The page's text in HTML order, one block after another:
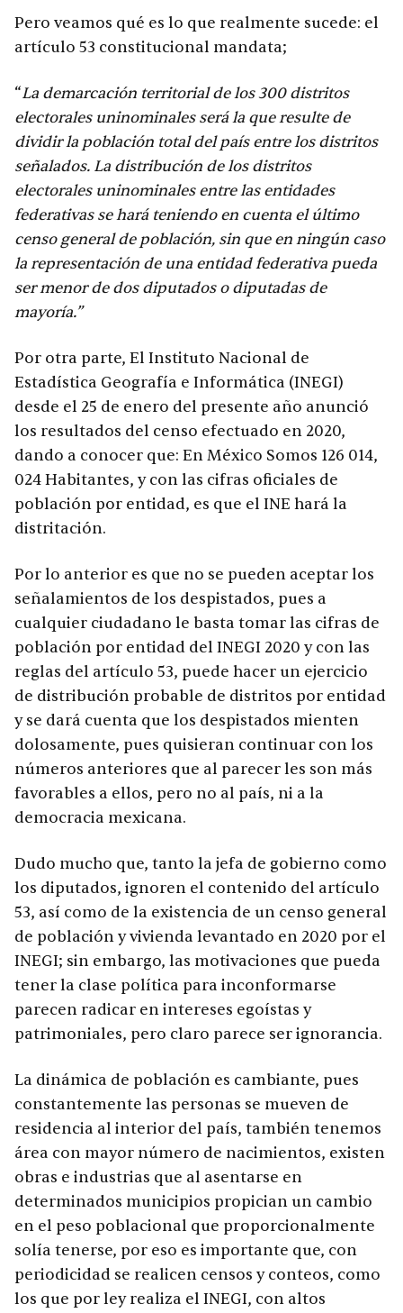
Pero veamos qué es lo que realmente sucede: el
artículo 53 constitucional mandata;
“La demarcación territorial de los 300 distritos
electorales uninominales será la que resulte de
dividir la población total del país entre los distritos
señalados. La distribución de los distritos
electorales uninominales entre las entidades
federativas se hará teniendo en cuenta el último
censo general de población, sin que en ningún caso
la representación de una entidad federativa pueda
ser menor de dos diputados o diputadas de
mayoría.”
Por otra parte, El Instituto Nacional de
Estadística Geografía e Informática (INEGI)
desde el 25 de enero del presente año anunció
los resultados del censo efectuado en 2020,
dando a conocer que: En México Somos 126 014,
024 Habitantes, y con las cifras oficiales de
población por entidad, es que el INE hará la
distritación.
Por lo anterior es que no se pueden aceptar los
señalamientos de los despistados, pues a
cualquier ciudadano le basta tomar las cifras de
población por entidad del INEGI 2020 y con las
reglas del artículo 53, puede hacer un ejercicio
de distribución probable de distritos por entidad
y se dará cuenta que los despistados mienten
dolosamente, pues quisieran continuar con los
números anteriores que al parecer les son más
favorables a ellos, pero no al país, ni a la
democracia mexicana.
Dudo mucho que, tanto la jefa de gobierno como
los diputados, ignoren el contenido del artículo
53, así como de la existencia de un censo general
de población y vivienda levantado en 2020 por el
INEGI; sin embargo, las motivaciones que pueda
tener la clase política para inconformarse
parecen radicar en intereses egoístas y
patrimoniales, pero claro parece ser ignorancia.
La dinámica de población es cambiante, pues
constantemente las personas se mueven de
residencia al interior del país, también tenemos
área con mayor número de nacimientos, existen
obras e industrias que al asentarse en
determinados municipios propician un cambio
en el peso poblacional que proporcionalmente
solía tenerse, por eso es importante que, con
periodicidad se realicen censos y conteos, como
los que por ley realiza el INEGI, con altos